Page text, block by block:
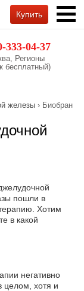
333-04-37
Регионы
бесплатный)
Купить
железы › Биобран
пошли в
Хотим
в какой
негативно
целом, хотя и